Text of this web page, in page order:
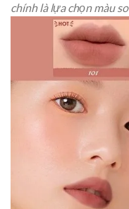
chính là lựa chọn màu